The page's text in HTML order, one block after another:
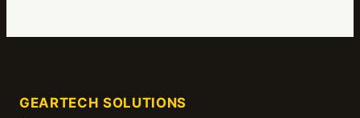
GEARTECH SOLUTIONS